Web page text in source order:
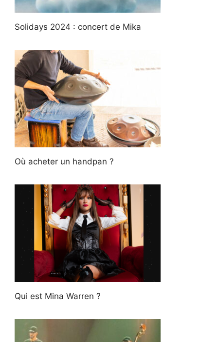
Solidays 2024 : concert de Mika
Où acheter un handpan ?
Qui est Mina Warren ?